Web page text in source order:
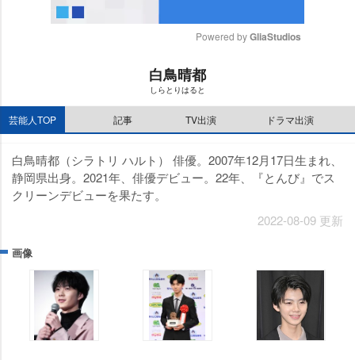
Powered by GliaStudios
白鳥晴都
しらとりはると
芸能人TOP 記事 TV出演 ドラマ出演
白鳥晴都（シラトリ ハルト） 俳優。2007年12月17日生まれ、
静岡県出身。2021年、俳優デビュー。22年、『とんび』でス
クリーンデビューを果たす。
2022-08-09 更新
画像